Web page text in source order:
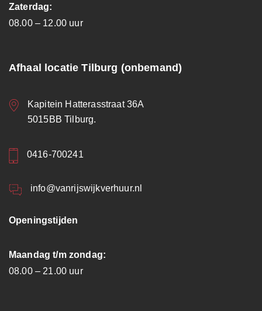
Zaterdag:
08.00 – 12.00 uur
Afhaal locatie Tilburg (onbemand)
Kapitein Hatterasstraat 36A
5015BB Tilburg.
0416-700241
info@vanrijswijkverhuur.nl
Openingstijden
Maandag t/m zondag:
08.00 – 21.00 uur